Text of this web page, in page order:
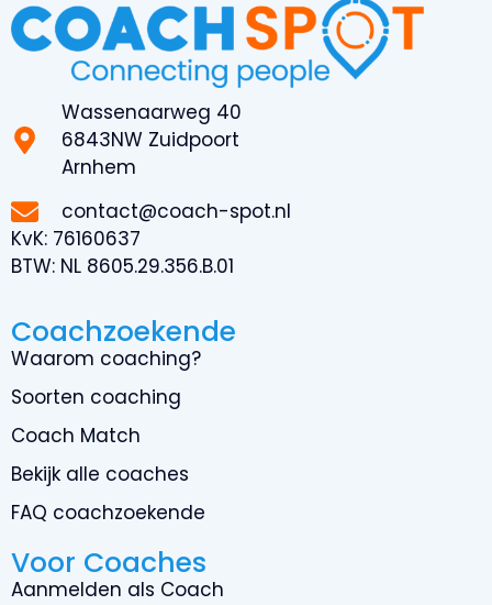
Wassenaarweg 40
6843NW Zuidpoort
Arnhem
contact@coach-spot.nl
KvK: 76160637
BTW: NL 8605.29.356.B.01
Coachzoekende
Waarom coaching?
Soorten coaching
Coach Match
Bekijk alle coaches
FAQ coachzoekende
Voor Coaches
Aanmelden als Coach